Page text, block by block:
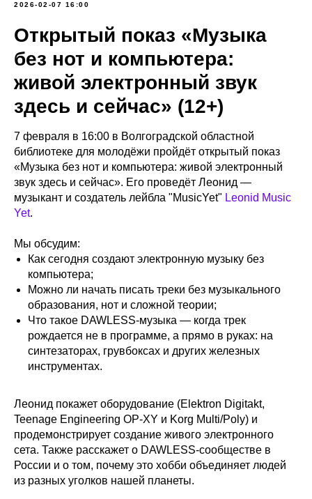
2026-02-07 16:00
Открытый показ «Музыка
без нот и компьютера:
живой электронный звук
здесь и сейчас» (12+)
7 февраля в 16:00 в Волгоградской областной
библиотеке для молодёжи пройдёт открытый показ
«Музыка без нот и компьютера: живой электронный
звук здесь и сейчас». Его проведёт Леонид —
музыкант и создатель лейбла "MusicYet" Leonid Music
Yet.
Мы обсудим:
Как сегодня создают электронную музыку без
компьютера;
Можно ли начать писать треки без музыкального
образования, нот и сложной теории;
Что такое DAWLESS-музыка — когда трек
рождается не в программе, а прямо в руках: на
синтезаторах, грувбоксах и других железных
инструментах.
Леонид покажет оборудование (Elektron Digitakt,
Teenage Engineering OP-XY и Korg Multi/Poly) и
продемонстрирует создание живого электронного
сета. Также расскажет о DAWLESS-сообществе в
России и о том, почему это хобби объединяет людей
из разных уголков нашей планеты.